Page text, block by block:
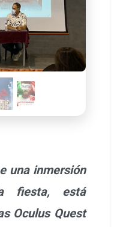
una inmersión
fiesta, está
Oculus Quest